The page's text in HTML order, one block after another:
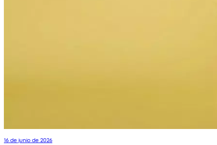
16 de junio de 2026